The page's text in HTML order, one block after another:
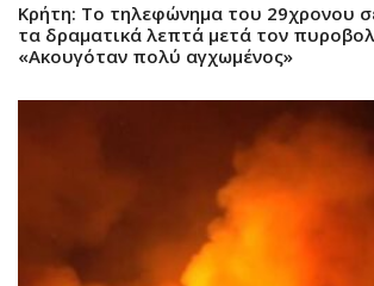
Κρήτη: Το τηλεφώνημα του 29χρονου
τα δραματικά λεπτά μετά τον
«Ακουγόταν πολύ αγχωμένος»